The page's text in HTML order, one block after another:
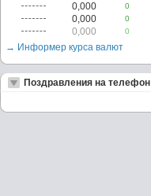
0,000
0
0,000
0
0,000
0
→ Информер курса валют
Поздравления на телефон